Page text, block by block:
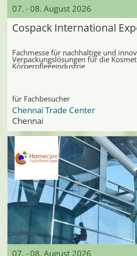
07. - 08. August 2026
Cospack International
Fachmesse für nachhaltige und
Verpackungslösungen für die
Körperpflegeindustrie
für Fachbesucher
Chennai Trade Center
Chennai
07. - 08. August 2026